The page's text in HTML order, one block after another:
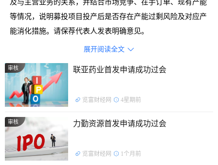
及与主营业务的关系，并结合市场竞争、在手订单、现有产能
等情况，说明募投项目投产后是否存在产能过剩风险及对应产
能消化措施。请保荐代表人发表明确意见。
3.请发行人代表结合前期会计差错更正及相关内控问题的
整改情况，说明整改是否到位，相关内部控制是否健全并有效
执行。请保荐代表人发表明确意见。
展开阅读全文 
审核 联亚药业首发申请成功过会
览富财经网 4星期前
审核 力勤资源首发申请成功过会
览富财经网 1个月前